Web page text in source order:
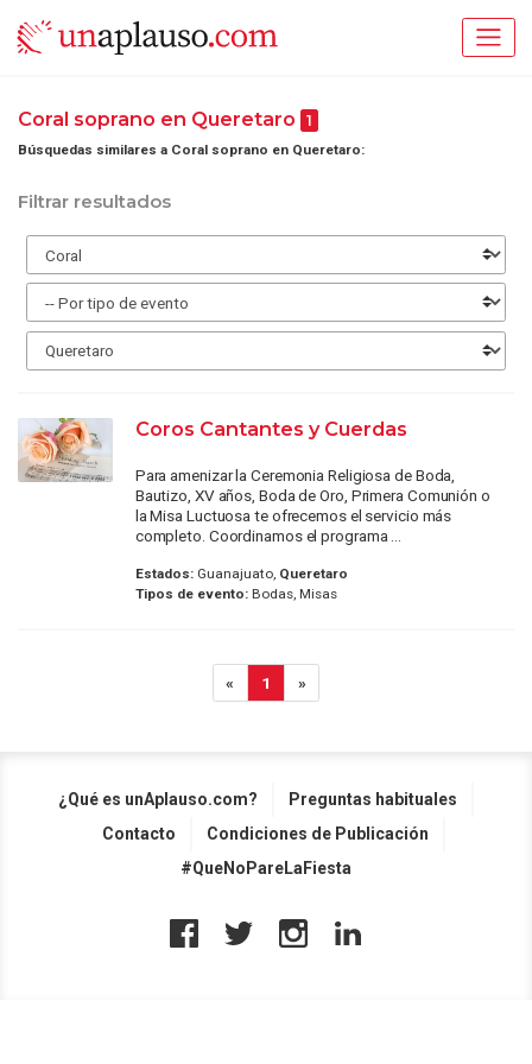
Coral soprano en Queretaro 1
Búsquedas similares a Coral soprano en Queretaro:
Filtrar resultados
Coros Cantantes y Cuerdas
Para amenizar la Ceremonia Religiosa de Boda,
Bautizo, XV años, Boda de Oro, Primera Comunión o
la Misa Luctuosa te ofrecemos el servicio más
completo. Coordinamos el programa ...
Estados:Guanajuato, Queretaro
Tipos de evento:Bodas, Misas
« 1 »
¿Qué es unAplauso.com?
Preguntas habituales
Contacto
Condiciones de Publicación
#QueNoPareLaFiesta